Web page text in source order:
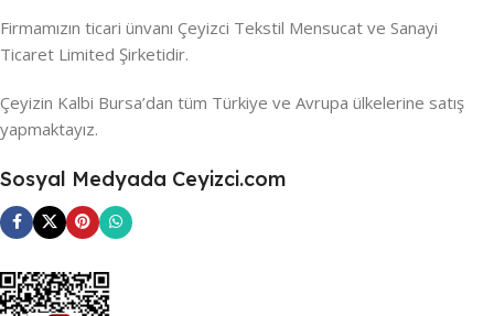
Firmamızın ticari ünvanı Çeyizci Tekstil Mensucat ve Sanayi
Ticaret Limited Şirketidir.
Çeyizin Kalbi Bursa’dan tüm Türkiye ve Avrupa ülkelerine satış
yapmaktayız.
Sosyal Medyada Ceyizci.com